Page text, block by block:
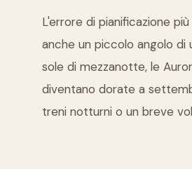
L'errore di pianificazione
anche un piccolo angolo di
sole di mezzanotte, le
diventano dorate a
treni notturni o un breve